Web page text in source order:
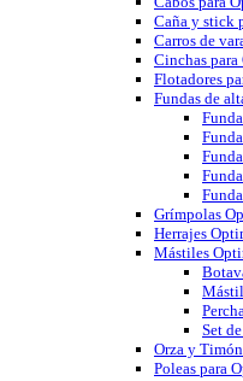
Caña y stick
Carros de
Cinchas
Flotadores
Fundas de
Grímpolas
Herrajes
Mástiles
Set
Orza y
Poleas para